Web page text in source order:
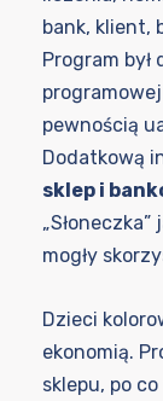
bank, klient,
Program
pewnością
Dodatkową
sklep i
mogły
Dzieci
ekonomią.
sklepu, po